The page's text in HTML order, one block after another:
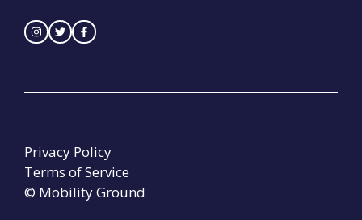
© Mobility Ground
Privacy Policy
Terms of Service